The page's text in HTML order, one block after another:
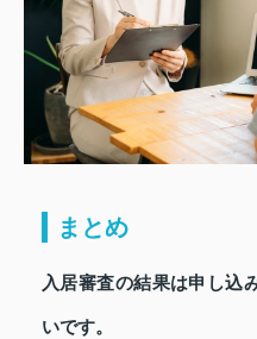
まとめ
入居審査の結果は申し込
いです。